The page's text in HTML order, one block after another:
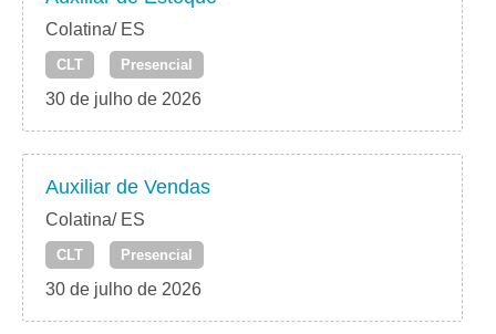
Colatina/ ES
CLT Presencial
30 de julho de 2026
Auxiliar de Vendas
Colatina/ ES
CLT Presencial
30 de julho de 2026